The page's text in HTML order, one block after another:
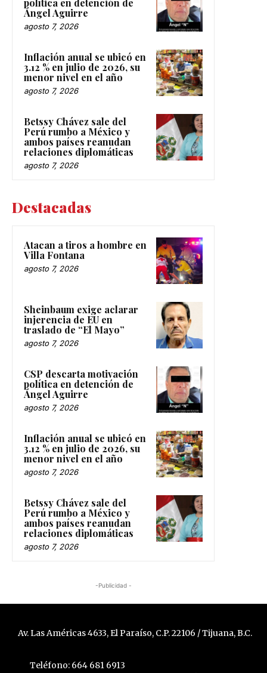
política en detención de
Ángel Aguirre
agosto 7, 2026
Inflación anual se ubicó en
3.12 % en julio de 2026, su
menor nivel en el año
agosto 7, 2026
Betssy Chávez sale del
Perú rumbo a México y
ambos países reanudan
relaciones diplomáticas
agosto 7, 2026
Destacadas
Atacan a tiros a hombre en
Villa Fontana
agosto 7, 2026
Sheinbaum exige aclarar
injerencia de EU en
traslado de “El Mayo”
agosto 7, 2026
CSP descarta motivación
política en detención de
Ángel Aguirre
agosto 7, 2026
Inflación anual se ubicó en
3.12 % en julio de 2026, su
menor nivel en el año
agosto 7, 2026
Betssy Chávez sale del
Perú rumbo a México y
ambos países reanudan
relaciones diplomáticas
agosto 7, 2026
-Publicidad -
Av. Las Américas 4633, El Paraíso, C.P. 22106 / Tijuana, B.C.
Teléfono: 664 681 6913